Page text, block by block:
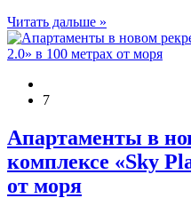
Читать дальше »
7
Апаpтaменты в
комплeксе «Sky
от моря